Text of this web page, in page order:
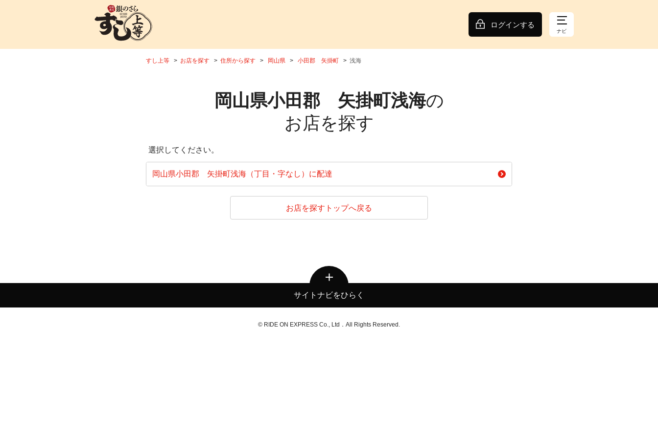
ログインする
ナビ
すし上等 お店を探す 住所から探す 岡山県 小田郡 矢掛町 浅海
岡山県小田郡 矢掛町浅海の
お店を探す
選択してください。
岡山県小田郡 矢掛町浅海（丁目・字なし）に配達
お店を探すトップへ戻る
サイトナビをひらく
© RIDE ON EXPRESS Co., Ltd．All Rights Reserved.